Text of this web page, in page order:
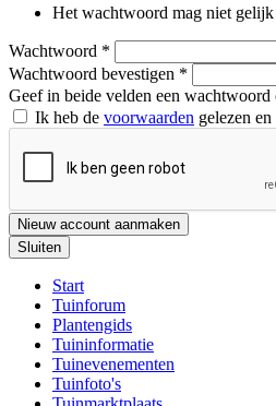
Het wachtwoord mag niet
Wachtwoord *
Wachtwoord bevestigen *
Geef in beide velden een
Ik heb de voorwaarden gelezen
Nieuw account aanmaken
Sluiten
Start
Tuinforum
Plantengids
Tuininformatie
Tuinevenementen
Tuinfoto's